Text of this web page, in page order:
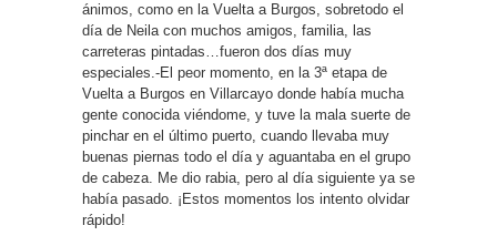
ánimos, como en la Vuelta a Burgos, sobretodo el
día de Neila con muchos amigos, familia, las
carreteras pintadas…fueron dos días muy
especiales.-El peor momento, en la 3ª etapa de
Vuelta a Burgos en Villarcayo donde había mucha
gente conocida viéndome, y tuve la mala suerte de
pinchar en el último puerto, cuando llevaba muy
buenas piernas todo el día y aguantaba en el grupo
de cabeza. Me dio rabia, pero al día siguiente ya se
había pasado. ¡Estos momentos los intento olvidar
rápido!